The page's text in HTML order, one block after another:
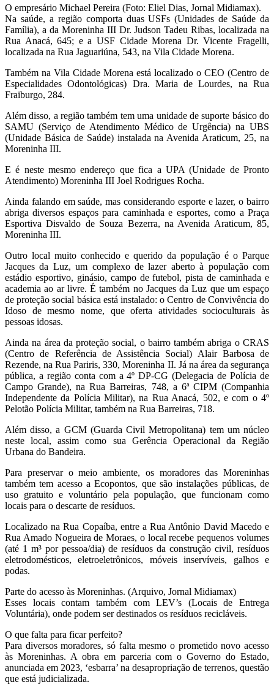
O empresário Michael Pereira (Foto: Eliel Dias, Jornal Midiamax).
Na saúde, a região comporta duas USFs (Unidades de Saúde da
Família), a da Moreninha III Dr. Judson Tadeu Ribas, localizada na
Rua Anacá, 645; e a USF Cidade Morena Dr. Vicente Fragelli,
localizada na Rua Jaguariúna, 543, na Vila Cidade Morena.
Também na Vila Cidade Morena está localizado o CEO (Centro de
Especialidades Odontológicas) Dra. Maria de Lourdes, na Rua
Fraiburgo, 284.
Além disso, a região também tem uma unidade de suporte básico do
SAMU (Serviço de Atendimento Médico de Urgência) na UBS
(Unidade Básica de Saúde) instalada na Avenida Araticum, 25, na
Moreninha III.
E é neste mesmo endereço que fica a UPA (Unidade de Pronto
Atendimento) Moreninha III Joel Rodrigues Rocha.
Ainda falando em saúde, mas considerando esporte e lazer, o bairro
abriga diversos espaços para caminhada e esportes, como a Praça
Esportiva Disvaldo de Souza Bezerra, na Avenida Araticum, 85,
Moreninha III.
Outro local muito conhecido e querido da população é o Parque
Jacques da Luz, um complexo de lazer aberto à população com
estádio esportivo, ginásio, campo de futebol, pista de caminhada e
academia ao ar livre. É também no Jacques da Luz que um espaço
de proteção social básica está instalado: o Centro de Convivência do
Idoso de mesmo nome, que oferta atividades socioculturais às
pessoas idosas.
Ainda na área da proteção social, o bairro também abriga o CRAS
(Centro de Referência de Assistência Social) Alair Barbosa de
Rezende, na Rua Pariris, 330, Moreninha II. Já na área da segurança
pública, a região conta com a 4º DP-CG (Delegacia de Polícia de
Campo Grande), na Rua Barreiras, 748, a 6ª CIPM (Companhia
Independente da Polícia Militar), na Rua Anacá, 502, e com o 4º
Pelotão Polícia Militar, também na Rua Barreiras, 718.
Além disso, a GCM (Guarda Civil Metropolitana) tem um núcleo
neste local, assim como sua Gerência Operacional da Região
Urbana do Bandeira.
Para preservar o meio ambiente, os moradores das Moreninhas
também tem acesso a Ecopontos, que são instalações públicas, de
uso gratuito e voluntário pela população, que funcionam como
locais para o descarte de resíduos.
Localizado na Rua Copaíba, entre a Rua Antônio David Macedo e
Rua Amado Nogueira de Moraes, o local recebe pequenos volumes
(até 1 m³ por pessoa/dia) de resíduos da construção civil, resíduos
eletrodomésticos, eletroeletrônicos, móveis inservíveis, galhos e
podas.
Parte do acesso às Moreninhas. (Arquivo, Jornal Midiamax)
Esses locais contam também com LEV’s (Locais de Entrega
Voluntária), onde podem ser destinados os resíduos recicláveis.
O que falta para ficar perfeito?
Para diversos moradores, só falta mesmo o prometido novo acesso
às Moreninhas. A obra em parceria com o Governo do Estado,
anunciada em 2023, ‘esbarra’ na desapropriação de terrenos, questão
que está judicializada.